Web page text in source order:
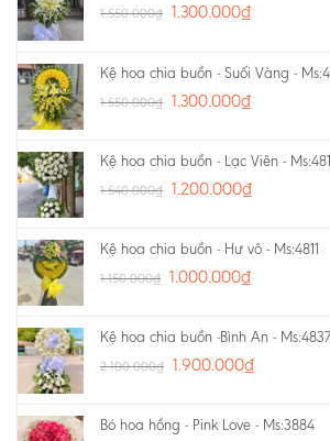
1.550.000₫ 1.300.000₫
Kệ hoa chia buồn - Suối Vàng -
1.550.000₫ 1.300.000₫
Kệ hoa chia buồn - Lạc Viên -
1.540.000₫ 1.200.000₫
Kệ hoa chia buồn - Hư vô - Ms:4811
1.150.000₫ 1.000.000₫
Kệ hoa chia buồn -Bình An - Ms:4837
2.100.000₫ 1.900.000₫
Bó hoa hồng - Pink Love - Ms:3884